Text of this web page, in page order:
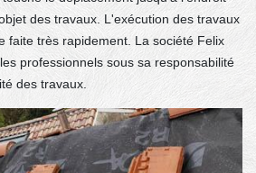
des travaux. L'exécution des travaux
faite très rapidement. La société Felix
professionnels sous sa responsabilité
des travaux.